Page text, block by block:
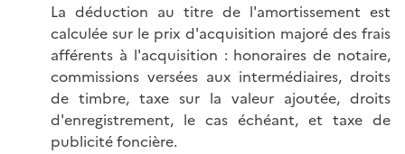
La déduction au titre de l'amortissement est
calculée sur le prix d'acquisition majoré des frais
afférents à l'acquisition : honoraires de notaire,
commissions versées aux intermédiaires, droits
de timbre, taxe sur la valeur ajoutée, droits
d'enregistrement, le cas échéant, et taxe de
publicité foncière.